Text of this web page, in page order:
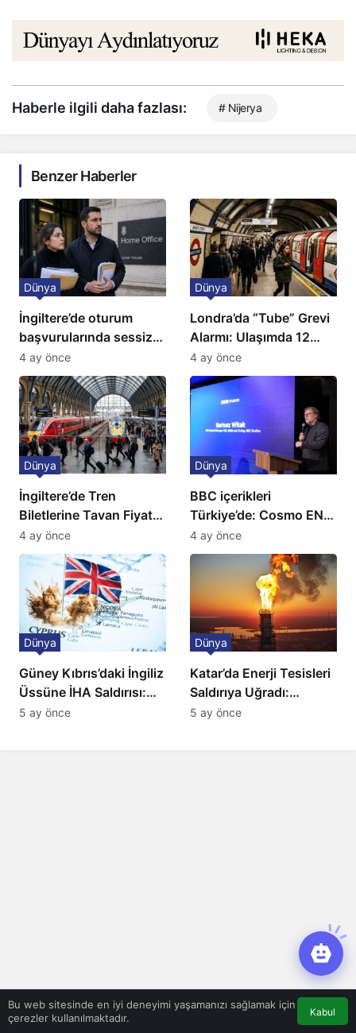
Haberle ilgili daha fazlası: # Nijerya
Benzer Haberler
İngiltere’de oturum
başvurularında sessiz
kriz: Büyükelçilikten
açıklama!
Dünya
4 ay önce
Londra’da “Tube” Grevi
Alarmı: Ulaşımda 12
Günlük Kaos Kapıda
Dünya
4 ay önce
İngiltere’de Tren
Biletlerine Tavan Fiyat:
Ulaşımda Yeni
Düzenleme
Dünya
4 ay önce
BBC içerikleri
Türkiye’de: Cosmo EN
ve BBC Player yayında
Dünya
4 ay önce
Güney Kıbrıs’daki İngiliz
Üssüne İHA Saldırısı:
Patlama, Sirenler ve
Dünya
5 ay önce
Katar’da Enerji Tesisleri
Saldırıya Uğradı:
Avrupa’da Doğalgaz
Dünya
5 ay önce
Bu web sitesinde en iyi deneyimi yaşamanızı sağlamak için
çerezler kullanılmaktadır.
Kabul